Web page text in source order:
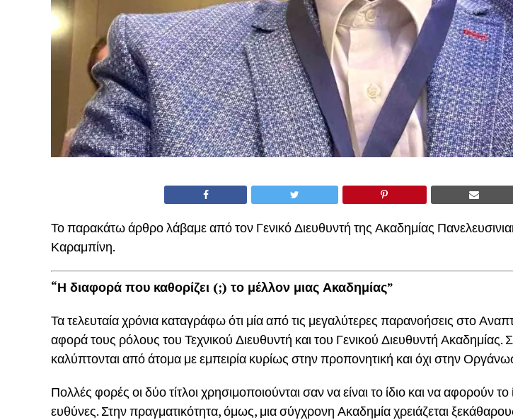
Το παρακάτω άρθρο λάβαμε από τον Γενικό Διευθυντή της Ακαδημίας
Καραμπίνη.
“Η διαφορά που καθορίζει (;) το μέλλον μιας Ακαδημίας”
Τα τελευταία χρόνια καταγράφω ότι μία από τις μεγαλύτερες παρανοήσεις στο
αφορά τους ρόλους του Τεχνικού Διευθυντή και του Γενικού Διευθυντή Ακαδημίας.
καλύπτονται από άτομα με εμπειρία κυρίως στην προπονητική και όχι στην
Πολλές φορές οι δύο τίτλοι χρησιμοποιούνται σαν να είναι το ίδιο και να αφορούν το
ευθύνες. Στην πραγματικότητα, όμως, μια σύγχρονη Ακαδημία χρειάζεται